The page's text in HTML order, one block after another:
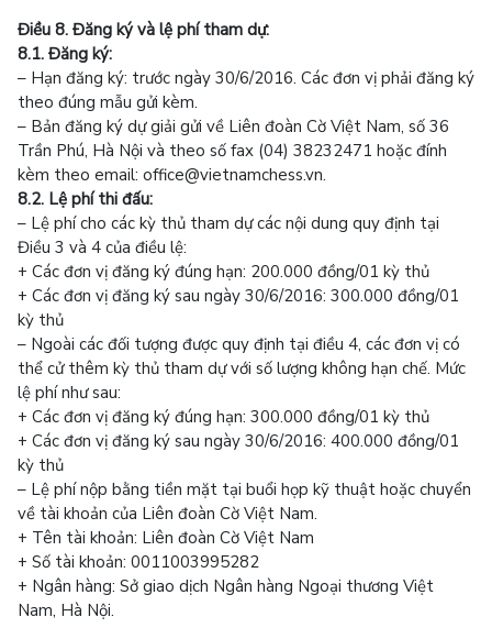
Điều 8. Đăng ký và lệ phí tham dự:
8.1. Đăng ký:
– Hạn đăng ký: trước ngày 30/6/2016. Các đơn vị phải đăng ký
theo đúng mẫu gửi kèm.
– Bản đăng ký dự giải gửi về Liên đoàn Cờ Việt Nam, số 36
Trần Phú, Hà Nội và theo số fax (04) 38232471 hoặc đính
kèm theo email: office@vietnamchess.vn.
8.2. Lệ phí thi đấu:
– Lệ phí cho các kỳ thủ tham dự các nội dung quy định tại
Điều 3 và 4 của điều lệ:
+ Các đơn vị đăng ký đúng hạn: 200.000 đồng/01 kỳ thủ
+ Các đơn vị đăng ký sau ngày 30/6/2016: 300.000 đồng/01
kỳ thủ
– Ngoài các đối tượng được quy định tại điều 4, các đơn vị có
thể cử thêm kỳ thủ tham dự với số lượng không hạn chế. Mức
lệ phí như sau:
+ Các đơn vị đăng ký đúng hạn: 300.000 đồng/01 kỳ thủ
+ Các đơn vị đăng ký sau ngày 30/6/2016: 400.000 đồng/01
kỳ thủ
– Lệ phí nộp bằng tiền mặt tại buổi họp kỹ thuật hoặc chuyển
về tài khoản của Liên đoàn Cờ Việt Nam.
+ Tên tài khoản: Liên đoàn Cờ Việt Nam
+ Số tài khoản: 0011003995282
+ Ngân hàng: Sở giao dịch Ngân hàng Ngoại thương Việt
Nam, Hà Nội.